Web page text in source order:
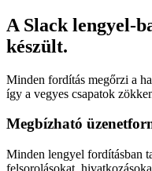
A Slack lengyel-
készült.
Minden fordítás megőrzi a
így a vegyes csapatok
Megbízható
Minden lengyel fordításban